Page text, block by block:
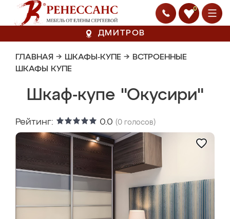
0
ДМИТРОВ
ГЛАВНАЯ → ШКАФЫ-КУПЕ → ВСТРОЕННЫЕ
ШКАФЫ КУПЕ
Шкаф-купе "Окусири"
Рейтинг: 0.0 (0 голосов)